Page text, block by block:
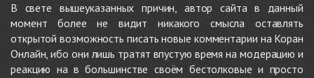
В свете вышеуказанных причин, автор сайта в данный
момент более не видит никакого смысла оставлять
открытой возможность писать новые комментарии на Коран
Онлайн, ибо они лишь тратят впустую время на модерацию и
реакцию на в большинстве своём бестолковые и просто